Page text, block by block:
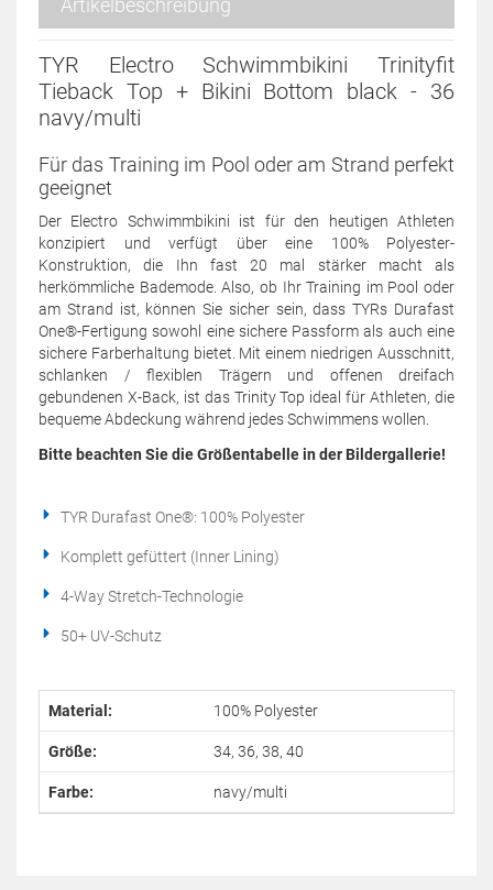
Artikelbeschreibung
TYR Electro Schwimmbikini Trinityfit
Tieback Top + Bikini Bottom black - 36
navy/multi
Für das Training im Pool oder am Strand perfekt
geeignet
Der Electro Schwimmbikini ist für den heutigen Athleten
konzipiert und verfügt über eine 100% Polyester-
Konstruktion, die Ihn fast 20 mal stärker macht als
herkömmliche Bademode. Also, ob Ihr Training im Pool oder
am Strand ist, können Sie sicher sein, dass TYRs Durafast
One®-Fertigung sowohl eine sichere Passform als auch eine
sichere Farberhaltung bietet. Mit einem niedrigen Ausschnitt,
schlanken / flexiblen Trägern und offenen dreifach
gebundenen X-Back, ist das Trinity Top ideal für Athleten, die
bequeme Abdeckung während jedes Schwimmens wollen.
Bitte beachten Sie die Größentabelle in der Bildergallerie!
TYR Durafast One®: 100% Polyester
Komplett gefüttert (Inner Lining)
4-Way Stretch-Technologie
50+ UV-Schutz
Material: 100% Polyester
Größe: 34, 36, 38, 40
Farbe: navy/multi